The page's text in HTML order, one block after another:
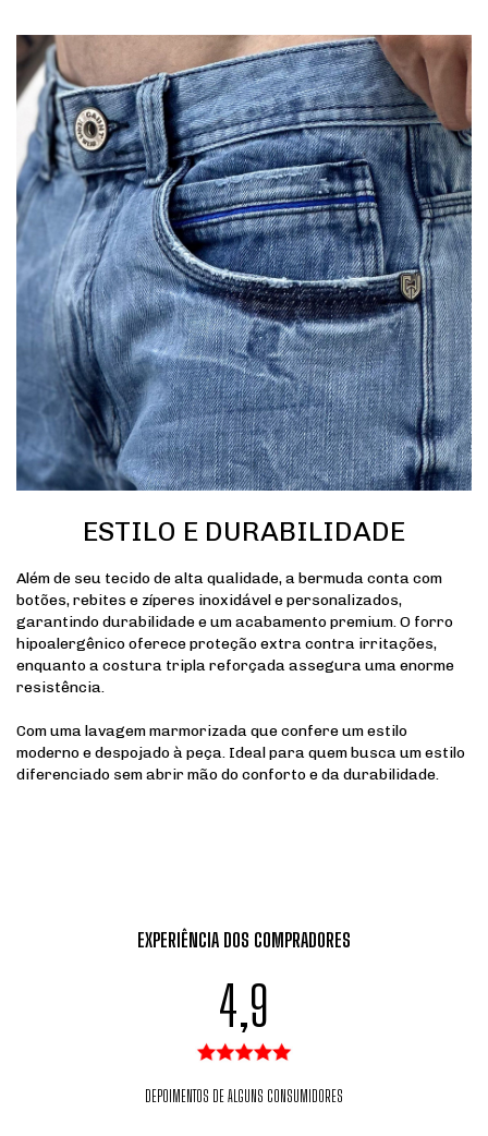
ESTILO E DURABILIDADE
Além de seu tecido de alta qualidade, a bermuda conta com
botões, rebites e zíperes inoxidável e personalizados,
garantindo durabilidade e um acabamento premium. O forro
hipoalergênico oferece proteção extra contra irritações,
enquanto a costura tripla reforçada assegura uma enorme
resistência.
Com uma lavagem marmorizada que confere um estilo
moderno e despojado à peça. Ideal para quem busca um estilo
diferenciado sem abrir mão do conforto e da durabilidade.
EXPERIÊNCIA DOS COMPRADORES
4,9
DEPOIMENTOS DE ALGUNS CONSUMIDORES